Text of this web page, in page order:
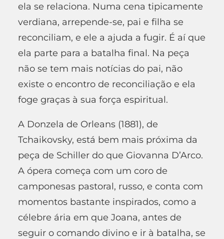
ela se relaciona. Numa cena tipicamente
verdiana, arrepende-se, pai e filha se
reconciliam, e ele a ajuda a fugir. É aí que
ela parte para a batalha final. Na peça
não se tem mais notícias do pai, não
existe o encontro de reconciliação e ela
foge graças à sua força espiritual.
A Donzela de Orleans (1881), de
Tchaikovsky, está bem mais próxima da
peça de Schiller do que Giovanna D’Arco.
A ópera começa com um coro de
camponesas pastoral, russo, e conta com
momentos bastante inspirados, como a
célebre ária em que Joana, antes de
seguir o comando divino e ir à batalha, se